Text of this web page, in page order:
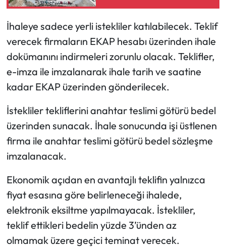
İhaleye sadece yerli istekliler katılabilecek. Teklif
verecek firmaların EKAP hesabı üzerinden ihale
dokümanını indirmeleri zorunlu olacak. Teklifler,
e-imza ile imzalanarak ihale tarih ve saatine
kadar EKAP üzerinden gönderilecek.
İstekliler tekliflerini anahtar teslimi götürü bedel
üzerinden sunacak. İhale sonucunda işi üstlenen
firma ile anahtar teslimi götürü bedel sözleşme
imzalanacak.
Ekonomik açıdan en avantajlı teklifin yalnızca
fiyat esasına göre belirleneceği ihalede,
elektronik eksiltme yapılmayacak. İstekliler,
teklif ettikleri bedelin yüzde 3’ünden az
olmamak üzere geçici teminat verecek.
Turizm
Uğurludağ Haberleri
Yayla Haber
Yemek Tarifleri